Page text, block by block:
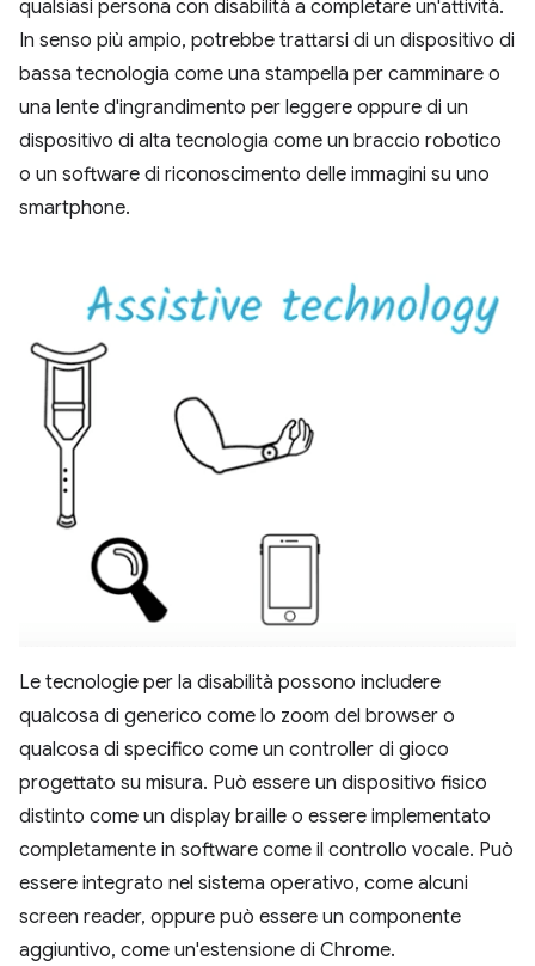
qualsiasi persona con disabilità a completare un'attività.
In senso più ampio, potrebbe trattarsi di un dispositivo di
bassa tecnologia come una stampella per camminare o
una lente d'ingrandimento per leggere oppure di un
dispositivo di alta tecnologia come un braccio robotico
o un software di riconoscimento delle immagini su uno
smartphone.
Le tecnologie per la disabilità possono includere
qualcosa di generico come lo zoom del browser o
qualcosa di specifico come un controller di gioco
progettato su misura. Può essere un dispositivo fisico
distinto come un display braille o essere implementato
completamente in software come il controllo vocale. Può
essere integrato nel sistema operativo, come alcuni
screen reader, oppure può essere un componente
aggiuntivo, come un'estensione di Chrome.